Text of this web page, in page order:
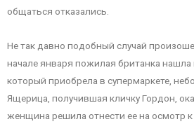
общаться отказались.
Не так давно подобный случай
начале января пожилая британка нашла
который приобрела в супермаркете,
Ящерица, получившая кличку Гордон,
женщина решила отнести ее на осмотр к